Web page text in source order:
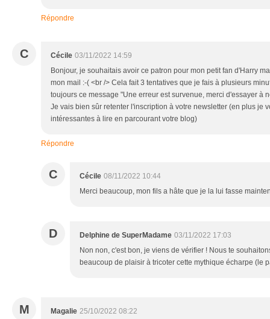
Répondre
C Cécile 03/11/2022 14:59
Bonjour, je souhaitais avoir ce patron pour mon petit fan d'Harry
mon mail :-( <br /> Cela fait 3 tentatives que je fais à plusieurs
toujours ce message "Une erreur est survenue, merci d'essayer à
Je vais bien sûr retenter l'inscription à votre newsletter (en plus je
intéressantes à lire en parcourant votre blog)
Répondre
C Cécile 08/11/2022 10:44
Merci beaucoup, mon fils a hâte que je la lui fasse
D Delphine de SuperMadame 03/11/2022 17:03
Non non, c'est bon, je viens de vérifier ! Nous te
beaucoup de plaisir à tricoter cette mythique écharpe (le
M Magalie 25/10/2022 08:22